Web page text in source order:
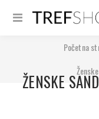
Početna
ŽENSKE